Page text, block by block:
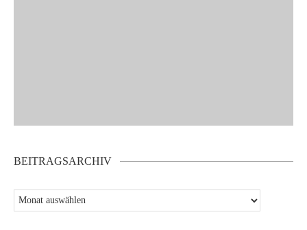
BEITRAGSARCHIV